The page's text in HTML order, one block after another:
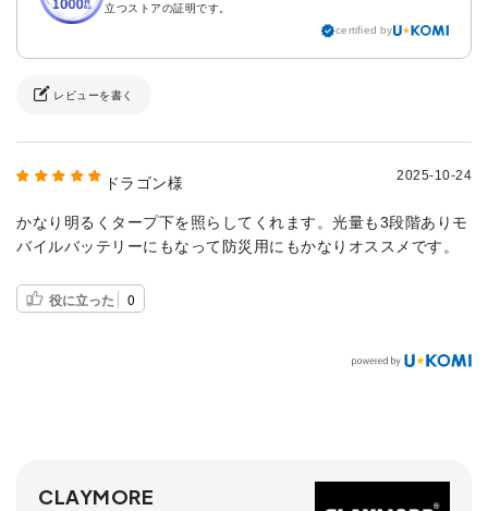
立つストアの証明です。
certified by
レビューを書く
ドラゴン様 2025-10-24
かなり明るくタープ下を照らしてくれます。光量も3段階ありモ
バイルバッテリーにもなって防災用にもかなりオススメです。
役に立った 0
CLAYMORE